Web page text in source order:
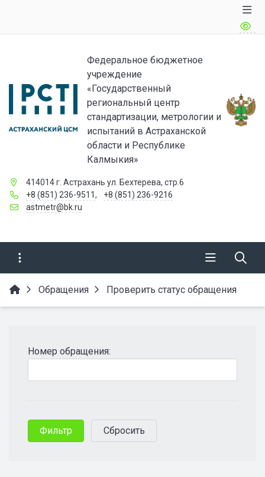
Федеральное бюджетное
учреждение
«Государственный
региональный центр
стандартизации, метрологии и
испытаний в Астраханской
области и Республике
Калмыкия»
414014 г. Астрахань ул. Бехтерева, стр.6
+8 (851) 236-9511,
+8 (851) 236-9216
astmetr@bk.ru
Обращения Проверить статус обращения
Номер обращения: